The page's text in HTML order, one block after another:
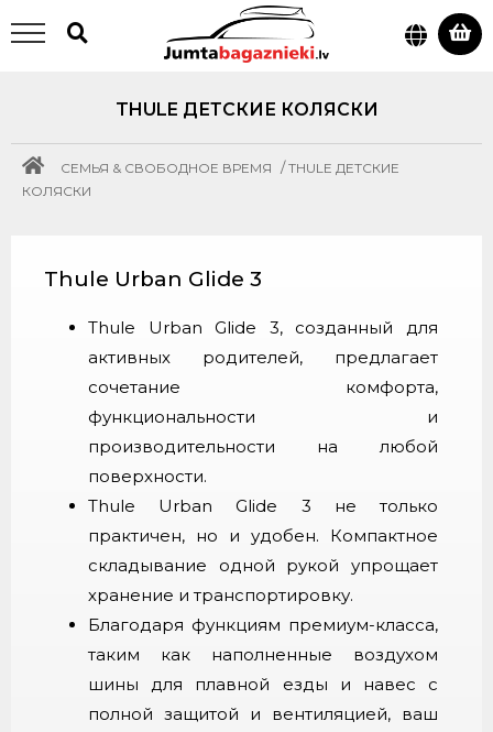
THULE ДЕТСКИЕ КОЛЯСКИ
СЕМЬЯ & СВОБОДНОЕ ВРЕМЯ /THULE ДЕТСКИЕ
КОЛЯСКИ
Thule Urban Glide 3
Thule Urban Glide 3, созданный для
активных родителей, предлагает
сочетание комфорта,
функциональности и
производительности на любой
поверхности.
Thule Urban Glide 3 не только
практичен, но и удобен. Компактное
складывание одной рукой упрощает
хранение и транспортировку.
Благодаря функциям премиум-класса,
таким как наполненные воздухом
шины для плавной езды и навес с
полной защитой и вентиляцией, ваш